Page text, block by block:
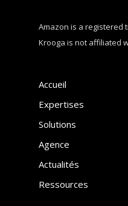
Amazon is a registered
Krooga is not affiliated
Accueil
Expertises
Solutions
Agence
Actualités
Ressources